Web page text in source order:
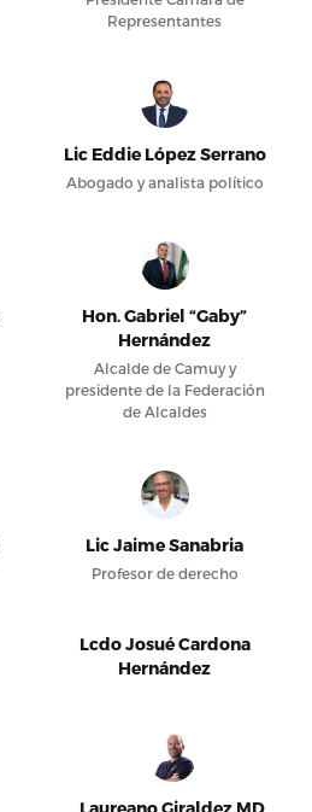
Representantes
Lic Eddie López Serrano
Abogado y analista político
Hon. Gabriel “Gaby”
Hernández
Alcalde de Camuy y
presidente de la Federación
de Alcaldes
Lic Jaime Sanabria
Profesor de derecho
Lcdo Josué Cardona
Hernández
Laureano Giraldez MD